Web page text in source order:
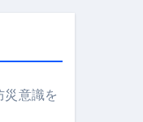
災意識を